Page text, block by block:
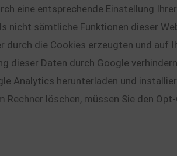
eine entsprechende Einstellung
nicht sämtliche Funktionen dieser
durch die Cookies erzeugten und auf
dieser Daten durch Google
Analytics herunterladen und
löschen, müssen Sie den